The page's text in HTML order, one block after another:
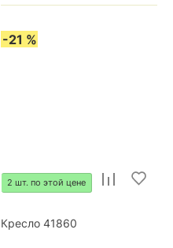
-21 %
2 шт. по этой цене
Кресло 41860